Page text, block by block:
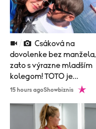
dovolenke bez manžela,
zato s výrazne mladším
kolegom! TOTO je
vysvetlenie!
15 hours agoShowbiznis